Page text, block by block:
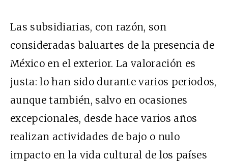
Las subsidiarias, con razón, son
consideradas baluartes de la presencia de
México en el exterior. La valoración es
justa: lo han sido durante varios periodos,
aunque también, salvo en ocasiones
excepcionales, desde hace varios años
realizan actividades de bajo o nulo
impacto en la vida cultural de los países